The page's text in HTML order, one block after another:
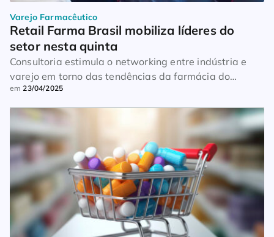
Varejo Farmacêutico
Retail Farma Brasil mobiliza líderes do
setor nesta quinta
Consultoria estimula o networking entre indústria e
varejo em torno das tendências da farmácia do
presente
em23/04/2025